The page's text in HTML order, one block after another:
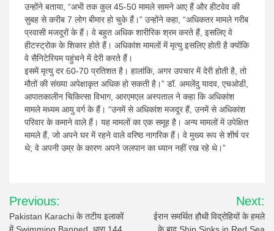
उन्होंने बताया, “अभी तक कुल 45-50 मामले सामने आए हैं और हीटवेव की
सुबह से करीब 7 लोग बीमार हो चुके हैं।” उन्होंने कहा, “अधिकतर मामले गरीब
प्रवासी मजदूरों के हैं। वे बहुत अधिक शारीरिक श्रम करते हैं, इसलिए वे
हीटस्ट्रोक के शिकार होते हैं। अधिकांश मामलों में मृत्यु इसलिए होती है क्योंकि
वे सैनिटेरियम पहुंचने में देरी करते हैं।
इसमें मृत्यु दर 60-70 प्रतिशत है। हालांकि, अगर उपचार में देरी होती है, तो
मौतों की संख्या अपेक्षाकृत अधिक हो सकती है।” डॉ. अमलेंदु यादव, एचओडी,
आपातकालीन चिकित्सा विभाग, आरएमएल अस्पताल ने कहा कि अधिकांश
मामले मध्यम आयु वर्ग के हैं। “उनमें से अधिकांश मजदूर हैं, उनमें से अधिकांश
परिवार के कमाने वाले हैं। यह मामलों का एक समूह है। अन्य मामलों में उपेक्षित
मामले हैं, जो अपने घर में रहने वाले वरिष्ठ नागरिक हैं। वे मुख्य रूप से शीर्ष पर
थे; वे अपनी उम्र के कारण अपने जलपान का ध्यान नहीं रख रहे थे।”
Post
navigation
Previous:
Pakistan Karachi के तटीय इलाकों
Next:
ईरान समर्थित हौथी विद्रोहियों के हमले